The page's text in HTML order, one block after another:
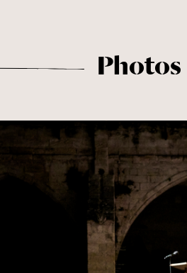
Photos